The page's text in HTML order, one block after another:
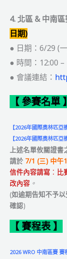
4. 北區 & 中南區
日期)
● 日期：6/29 (
● 時間：12:00 –
● 會議連結：
【 參賽名單 】
【2026年國際奧林匹
【2026年國際奧林匹
上述名單攸關證書
請於 7/1 (三) 中午
信件內容請寫 ： 比
改內容 。
(如逾期告知不予
確認)
【 賽程表 】
2026 WRO 中南區賽 賽